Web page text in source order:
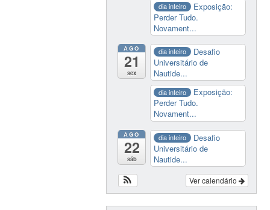
dia inteiro
Exposição:
Perder Tudo.
Novament...
AGO
21
sex
dia inteiro
Desafio
Universitário de
Nautide...
dia inteiro
Exposição:
Perder Tudo.
Novament...
AGO
22
sáb
dia inteiro
Desafio
Universitário de
Nautide...
Ver calendário